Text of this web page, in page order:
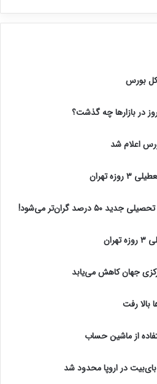
در بازارها چه گذشت؟
اعلام شد
تهران
درصد گران‌تر می‌شود!
جهان کاهش می‌یابد
بالا رفت
از ماشین حساب
بای‌بیت در اروپا محدود شد